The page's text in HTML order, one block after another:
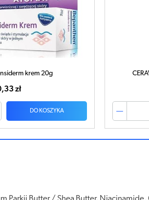
krem do twarzy 52ml
zł
DO KOSZYKA